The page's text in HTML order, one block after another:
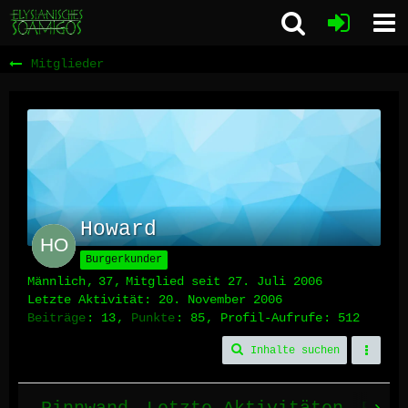
Mitglieder
Howard
Burgerkunder
Männlich 37
Mitglied seit 27. Juli 2006
Letzte Aktivität: 20. November 2006
Beiträge
13 Punkte 85 Profil-Aufrufe 512
Inhalte suchen